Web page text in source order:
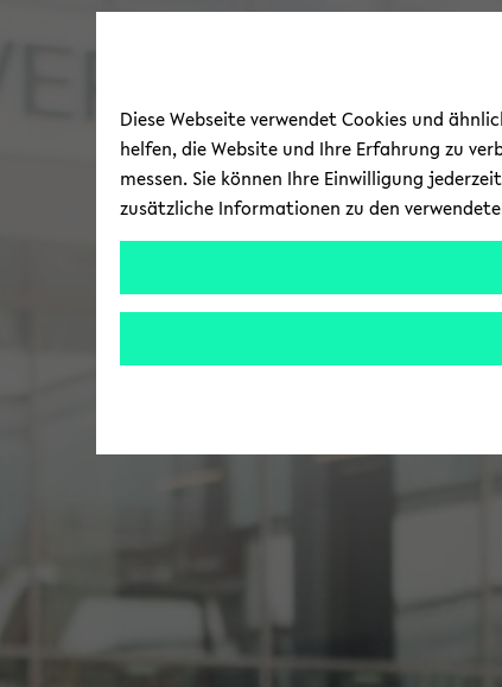
Diese Webseite verwendet Cookies und
helfen, die Website und Ihre Erfahrung zu
messen. Sie können Ihre Einwilligung
zusätzliche Informationen zu den